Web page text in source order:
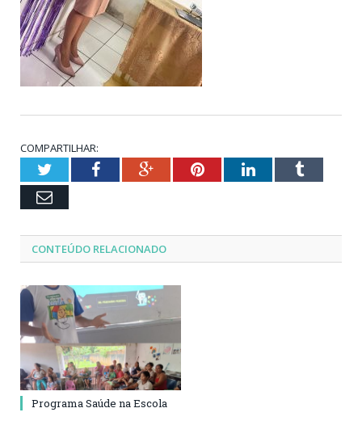
COMPARTILHAR:
TwitterFacebookGoogle+PinterestLinkedInTumblr
Email
CONTEÚDO RELACIONADO
Programa Saúde na Escola